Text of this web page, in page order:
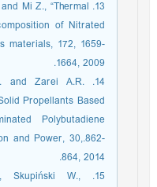
and Mi Z., “Thermal
of Nitrated
materials, 172, 1659-
1664, 2009.
F. and Zarei A.R.
Propellants Based
Polybutadiene
and Power, 30,.862-
864, 2014.
Skupiński W.,